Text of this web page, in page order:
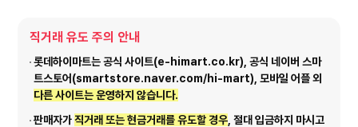
직거래 유도 주의 안내
롯데하이마트는 공식 사이트(e-himart.co.kr), 공식 네이버 스마
트스토어(smartstore.naver.com/hi-mart), 모바일 어플 외
다른 사이트는 운영하지 않습니다.
판매자가직거래 또는 현금거래를 유도할 경우 , 절대 입금하지 마시고